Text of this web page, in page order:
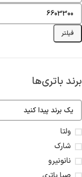
فیلتر
برند باتری‌ها
ولتا
شارک
نانونیرو